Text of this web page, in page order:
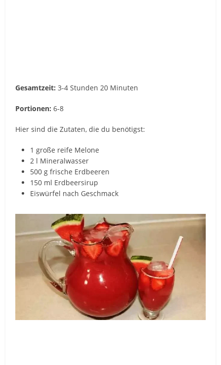
Gesamtzeit: 3-4 Stunden 20 Minuten
Portionen: 6-8
Hier sind die Zutaten, die du benötigst:
1 große reife Melone
2 l Mineralwasser
500 g frische Erdbeeren
150 ml Erdbeersirup
Eiswürfel nach Geschmack